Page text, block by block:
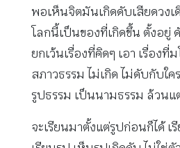
พอเห็นจิตมันเกิดดับเสียดวงเ
โลกนี้เป็นของที่เกิดขึ้น ตั้งอยู่
ยกเว้นเรื่องที่คิดๆ เอา เรื่องที่
สภาวธรรม ไม่เกิด ไม่ดับกับใค
รูปธรรม เป็นนามธรรม ล้วน
จะเรียนมาตั้งแต่รูปก่อนก็ได้